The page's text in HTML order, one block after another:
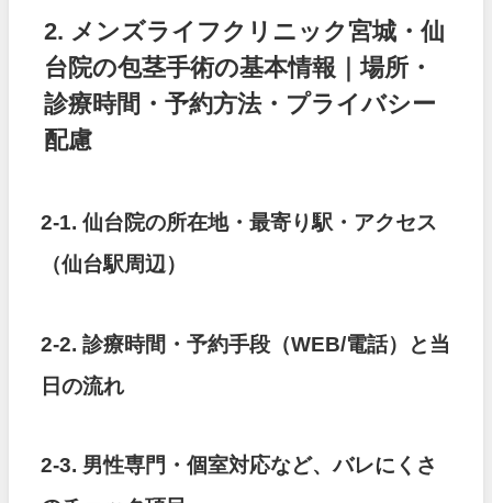
2. メンズライフクリニック宮城・仙
台院の包茎手術の基本情報｜場所・
診療時間・予約方法・プライバシー
配慮
2-1. 仙台院の所在地・最寄り駅・アクセス
（仙台駅周辺）
2-2. 診療時間・予約手段（WEB/電話）と当
日の流れ
2-3. 男性専門・個室対応など、バレにくさ